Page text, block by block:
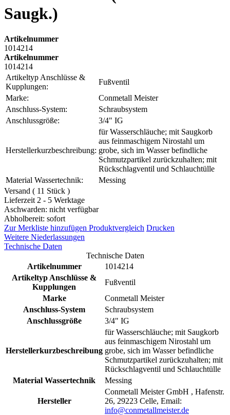
Saugk.)
Artikelnummer
1014214
Artikelnummer
1014214
Artikeltyp Anschlüsse &
Kupplungen:
Fußventil
Marke:
Conmetall Meister
Anschluss-System:
Schraubsystem
Anschlussgröße:
3/4" IG
Herstellerkurzbeschreibung:
für Wasserschläuche; mit Saugkorb
aus feinmaschigem Nirostahl um
grobe, sich im Wasser befindliche
Schmutzpartikel zurückzuhalten; mit
Rückschlagventil und Schlauchtülle
Material Wassertechnik:
Messing
Versand ( 11 Stück )
Lieferzeit 2 - 5 Werktage
Aschwarden: nicht verfügbar
Abholbereit: sofort
Zur Merkliste hinzufügen Produktvergleich Drucken
Weitere Niederlassungen
Technische Daten
Technische Daten
Artikelnummer
1014214
Artikeltyp Anschlüsse &
Kupplungen
Fußventil
Marke
Conmetall Meister
Anschluss-System
Schraubsystem
Anschlussgröße
3/4" IG
Herstellerkurzbeschreibung
für Wasserschläuche; mit Saugkorb
aus feinmaschigem Nirostahl um
grobe, sich im Wasser befindliche
Schmutzpartikel zurückzuhalten; mit
Rückschlagventil und Schlauchtülle
Material Wassertechnik
Messing
Hersteller
Conmetall Meister GmbH , Hafenstr.
26, 29223 Celle, Email:
info@conmetallmeister.de